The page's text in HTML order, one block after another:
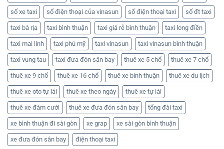
số xe taxi số điện thoại của vinasun số điện thoại taxi số đt taxi
taxi bà rịa taxi bình thuận taxi giá rẻ bình thuận taxi long điền
taxi mai linh taxi phú mỹ taxi vinasun taxi vinasun bình thuận
taxi vung tau taxi đưa đón sân bay thuê xe 5 chổ thuê xe 7 chổ
thuê xe 9 chổ thuê xe 16 chổ thuê xe bình thuận thuê xe du lịch
thuê xe oto tự lái thuê xe theo ngày thuê xe tự lái
thuê xe đám cưới thuê xe đưa đón sân bay tổng đài taxi
xe bình thuận đi sài gòn xe grap xe sài gòn bình thuận
xe đưa đón sân bay điện thoại taxi